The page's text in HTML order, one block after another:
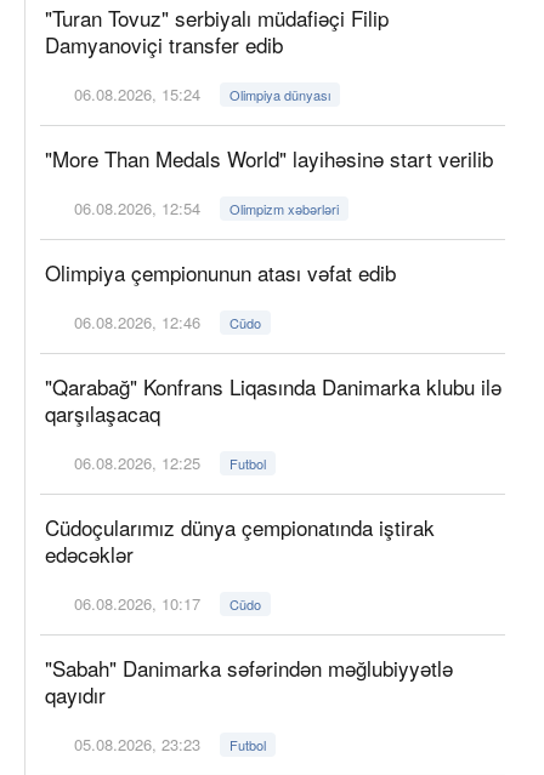
"Turan Tovuz" serbiyalı müdafiəçi Filip
Damyanoviçi transfer edib
06.08.2026, 15:24 Olimpiya dünyası
"More Than Medals World" layihəsinə start verilib
06.08.2026, 12:54 Olimpizm xəbərləri
Olimpiya çempionunun atası vəfat edib
06.08.2026, 12:46 Cüdo
"Qarabağ" Konfrans Liqasında Danimarka klubu ilə
qarşılaşacaq
06.08.2026, 12:25 Futbol
Cüdoçularımız dünya çempionatında iştirak
edəcəklər
06.08.2026, 10:17 Cüdo
"Sabah" Danimarka səfərindən məğlubiyyətlə
qayıdır
05.08.2026, 23:23 Futbol